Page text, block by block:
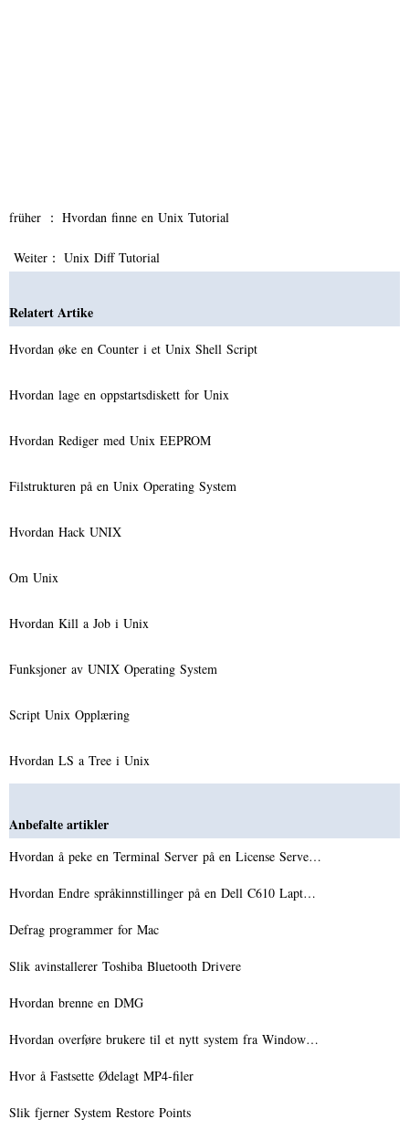
früher ： Hvordan finne en Unix Tutorial
Weiter： Unix Diff Tutorial
Relatert Artike
Hvordan øke en Counter i et Unix Shell Script
Hvordan lage en oppstartsdiskett for Unix
Hvordan Rediger med Unix EEPROM
Filstrukturen på en Unix Operating System
Hvordan Hack UNIX
Om Unix
Hvordan Kill a Job i Unix
Funksjoner av UNIX Operating System
Script Unix Opplæring
Hvordan LS a Tree i Unix
Anbefalte artikler
Hvordan å peke en Terminal Server på en License Serve…
Hvordan Endre språkinnstillinger på en Dell C610 Lapt…
Defrag programmer for Mac
Slik avinstallerer Toshiba Bluetooth Drivere
Hvordan brenne en DMG
Hvordan overføre brukere til et nytt system fra Window…
Hvor å Fastsette Ødelagt MP4-filer
Slik fjerner System Restore Points